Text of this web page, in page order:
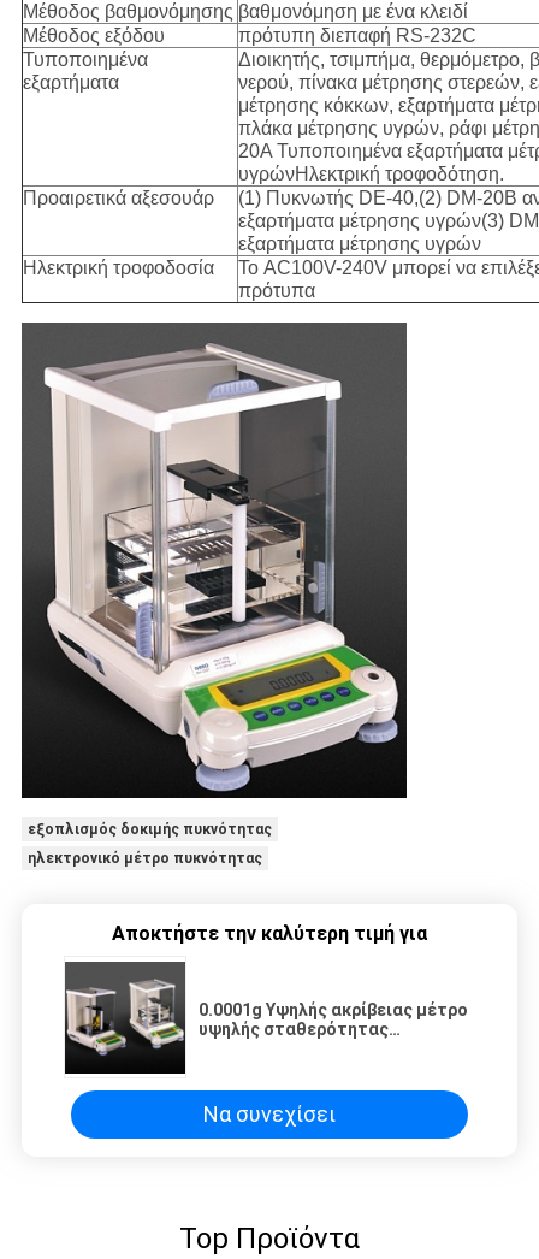
Μέθοδος βαθμονόμησης βαθμονόμηση με ένα κλειδί
Μέθοδος εξόδου
πρότυπη διεπαφή RS-232C
Τυποποιημένα
εξαρτήματα
Διοικητής, τσιμπήμα, θερμόμετρο,
νερού, πίνακα μέτρησης στερεών,
μέτρησης κόκκων, εξαρτήματα
πλάκα μέτρησης υγρών, ράφι
20A Τυποποιημένα εξαρτήματα
υγρώνΗλεκτρική τροφοδότηση.
Προαιρετικά αξεσουάρ
(1) Πυκνωτής DE-40,(2) DM-20B
εξαρτήματα μέτρησης υγρών(3)
εξαρτήματα μέτρησης υγρών
Ηλεκτρική τροφοδοσία
Το AC100V-240V μπορεί να
πρότυπα
εξοπλισμός δοκιμής πυκνότητας
ηλεκτρονικό μέτρο πυκνότητας
Αποκτήστε την καλύτερη τιμή για
0.0001g Υψηλής ακρίβειας μέτρο
υψηλής σταθερότητας
Να συνεχίσει
Top Προϊόντα